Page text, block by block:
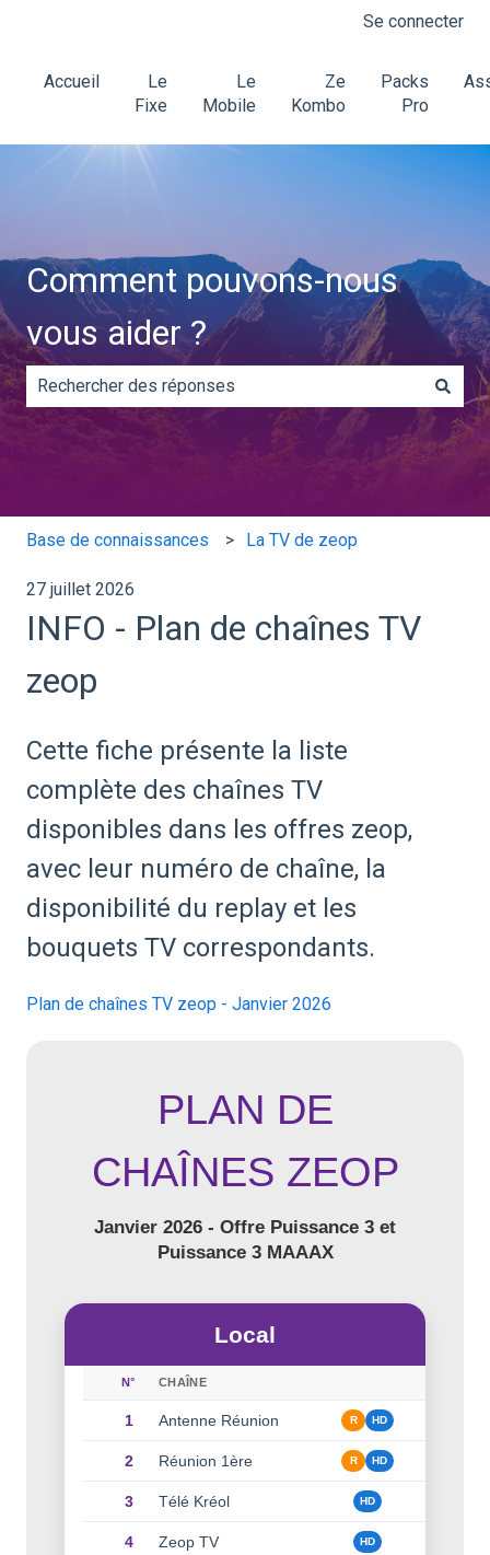
Se connecter
Accueil
Le
Fixe
Le
Mobile
Ze
Kombo
Packs
Pro
Comment pouvons-nous
vous aider ?
Il n'y a aucune suggestion car le champ de recherche
Base de connaissances La TV de zeop
27 juillet 2026
INFO - Plan de chaînes TV
zeop
Cette fiche présente la liste
complète des chaînes TV
disponibles dans les offres zeop,
avec leur numéro de chaîne, la
disponibilité du replay et les
bouquets TV correspondants.
Plan de chaînes TV zeop - Janvier 2026
PLAN DE
CHAÎNES ZEOP
Janvier 2026 - Offre Puissance 3 et
Puissance 3 MAAAX
Local
N° CHAÎNE
1 Antenne Réunion R HD
2 Réunion 1ère R HD
3 Télé Kréol HD
4 Zeop TV HD